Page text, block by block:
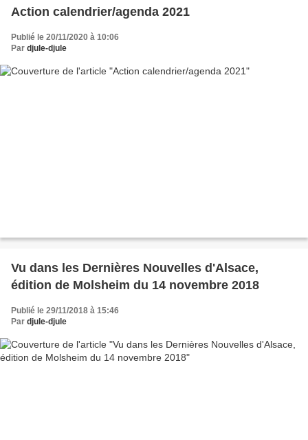
Action calendrier/agenda 2021
Publié le 20/11/2020 à 10:06
Par djule-djule
Vu dans les Dernières Nouvelles d'Alsace,
édition de Molsheim du 14 novembre 2018
Publié le 29/11/2018 à 15:46
Par djule-djule